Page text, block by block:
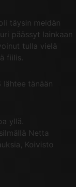
täysin meidän
päässyt lainkaan
tulla vielä
fiilis.
lähtee tänään
yllä.
Netta
Koivisto